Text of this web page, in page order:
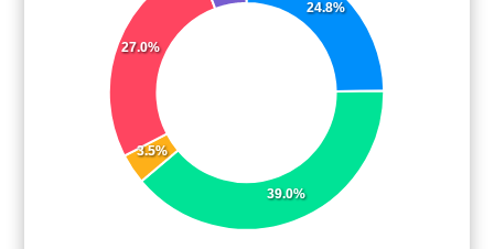
24.8%
39.0%
3.5%
27.0%